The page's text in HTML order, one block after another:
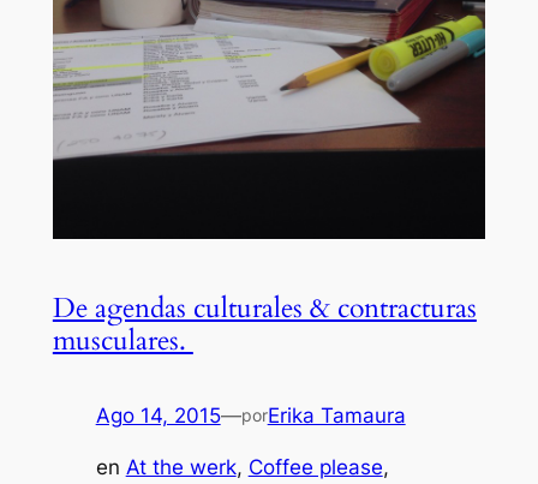
De agendas culturales & contracturas
musculares.
Ago 14, 2015—porErika Tamaura
en At the werk, Coffee please